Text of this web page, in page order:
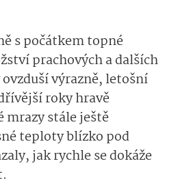
s počátkem topné
prachových a dalších
výrazně, letošní
roky hravě
mrazy stále ještě
teploty blízko pod
jak rychle se dokáže